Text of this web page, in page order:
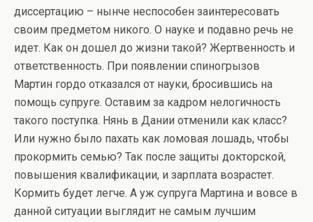
диссертацию – нынче неспособен заинтересовать
своим предметом никого. О науке и подавно речь не
идет. Как он дошел до жизни такой? Жертвенность и
ответственность. При появлении спиногрызов
Мартин гордо отказался от науки, бросившись на
помощь супруге. Оставим за кадром нелогичность
такого поступка. Нянь в Дании отменили как класс?
Или нужно было пахать как ломовая лошадь, чтобы
прокормить семью? Так после защиты докторской,
повышения квалификации, и зарплата возрастет.
Кормить будет легче. А уж супруга Мартина и вовсе в
данной ситуации выглядит не самым лучшим